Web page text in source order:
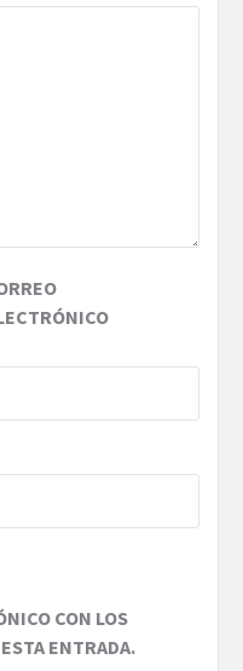
CON LOS
ENTRADA.